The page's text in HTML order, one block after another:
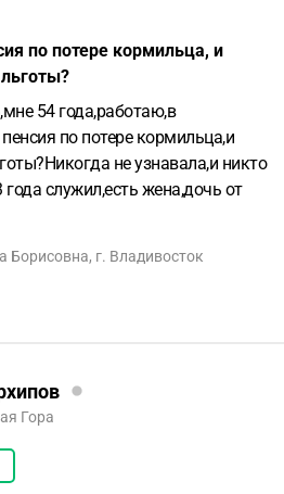
по потере кормильца, и
54 года,работаю,в
по потере кормильца,и
не узнавала,и никто
служил,есть жена,дочь от
Борисовна, г. Владивосток
Гора